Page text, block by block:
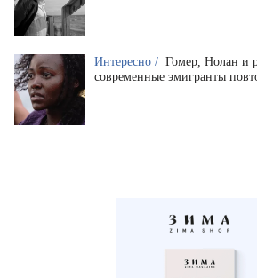
Интересно / Гомер, Нолан и
современные эмигранты